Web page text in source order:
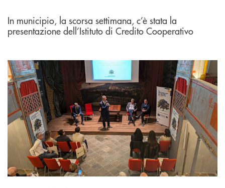
In municipio, la scorsa settimana, c’è stata la
presentazione dell’Istituto di Credito Cooperativo